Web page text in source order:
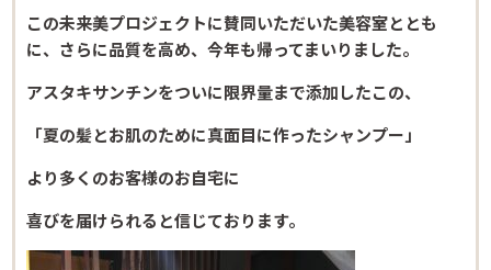
この未来美プロジェクトに賛同いただいた美容室ととも
に、さらに品質を高め、今年も帰ってまいりました。
アスタキサンチンをついに限界量まで添加したこの、
「夏の髪とお肌のために真面目に作ったシャンプー」
より多くのお客様のお自宅に
喜びを届けられると信じております。